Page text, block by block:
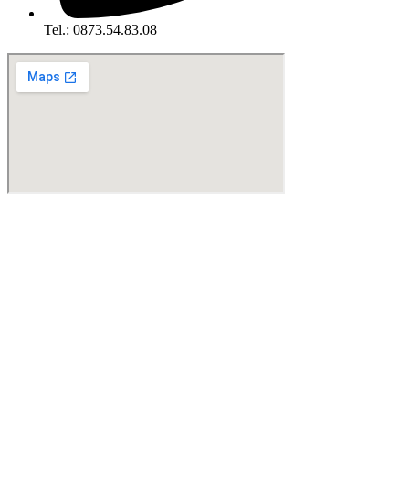
Tel.: 0873.54.83.08